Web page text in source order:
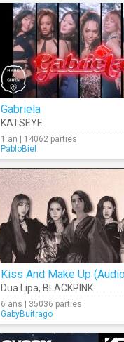
Gabriela
KATSEYE
1 an | 14062 parties
PabloBiel
Kiss And Make Up
Dua Lipa, BLACKPINK
6 ans | 35036 parties
GabyBuitrago